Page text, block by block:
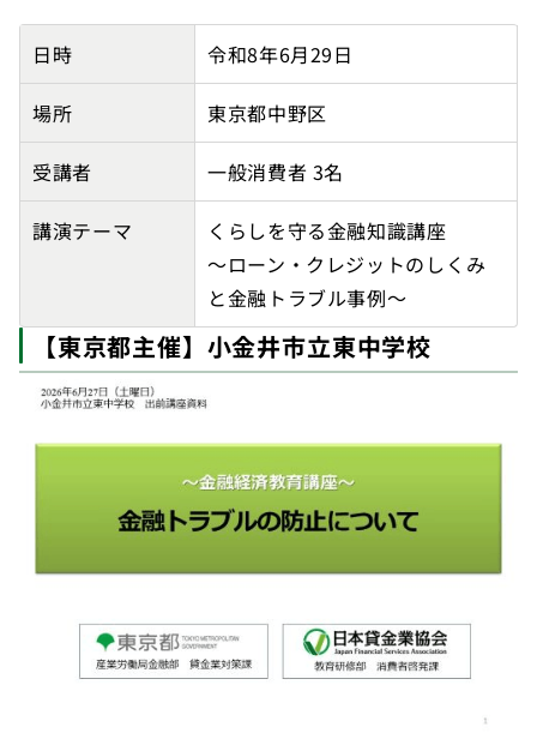
中野区消費生活センターの講師派遣実績詳細
日時 令和8年6月29日
場所 東京都中野区
受講者 一般消費者 3名
講演テーマ
くらしを守る金融知識講座
～ローン・クレジットのしくみ
と金融トラブル事例～
【東京都主催】小金井市立東中学校